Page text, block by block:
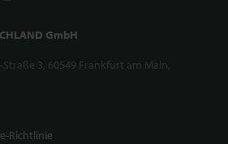
GmbH
3, 60549 Frankfurt am Main,
Richtlinie